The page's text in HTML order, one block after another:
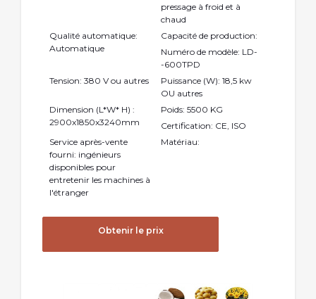
pressage à froid et à
chaud
Qualité automatique:
Automatique
Capacité de production:
Numéro de modèle: LD-
-600TPD
Tension: 380 V ou autres
Puissance (W): 18,5 kw
OU autres
Dimension (L*W* H) :
2900x1850x3240mm
Poids: 5500 KG
Certification: CE, ISO
Service après-vente
fourni: ingénieurs
disponibles pour
entretenir les machines à
l'étranger
Matériau:
Obtenir le prix